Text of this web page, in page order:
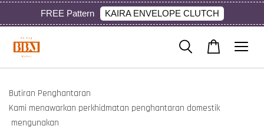
FREE Pattern KAIRA ENVELOPE CLUTCH
Butiran Penghantaran
Kami menawarkan perkhidmatan penghantaran domestik
mengunakan